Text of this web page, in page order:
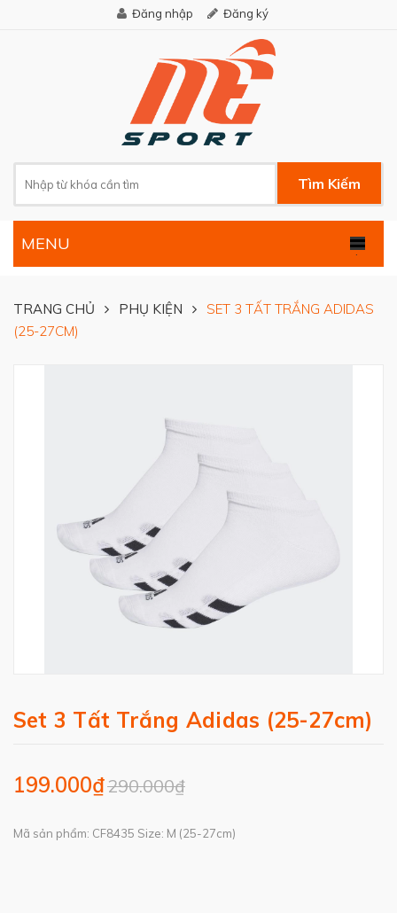
Đăng nhập Đăng ký
Tìm Kiếm
.
MENU
TRANG CHỦ PHỤ KIỆN
SET 3 TẤT TRẮNG ADIDAS
(25-27CM)
Set 3 Tất Trắng Adidas (25-27cm)
199.000₫290.000₫
Mã sản phẩm: CF8435 Size: M (25-27cm)